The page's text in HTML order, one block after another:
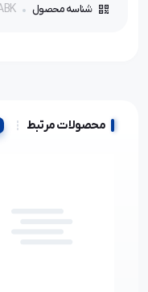
شناسه محصول
محصولات مرتبط